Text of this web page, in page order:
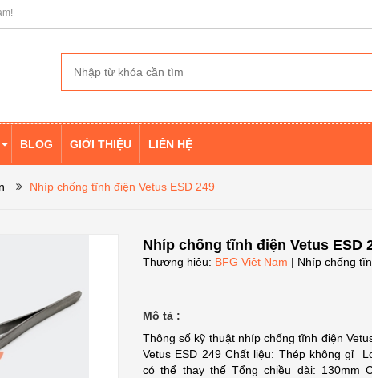
BLOG GIỚI THIỆU LIÊN HỆ
Nhíp chống tĩnh điện Vetus ESD 249
Nhíp chống tĩnh điện Vetus ESD
Thương hiệu: BFG Việt Nam | Nhíp chống
Mô tả :
Thông số kỹ thuật nhíp chống tĩnh điện
Vetus ESD 249 Chất liệu: Thép không gỉ
có thể thay thế Tổng chiều dài: 130mm